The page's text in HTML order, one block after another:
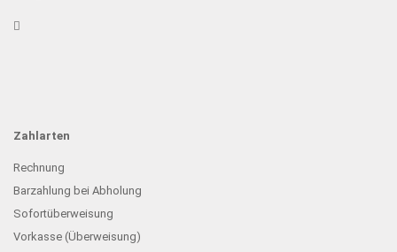
Zahlarten
Rechnung
Barzahlung bei Abholung
Sofortüberweisung
Vorkasse (Überweisung)